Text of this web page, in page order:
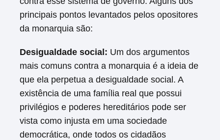
principais pontos levantados pelos opositores
da monarquia são:
Desigualdade social: Um dos argumentos
mais comuns contra a monarquia é a ideia de
que ela perpetua a desigualdade social. A
existência de uma família real que possui
privilégios e poderes hereditários pode ser
vista como injusta em uma sociedade
democrática, onde todos os cidadãos